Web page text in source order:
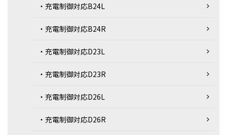
・充電制御対応B24L
・充電制御対応B24R
・充電制御対応D23L
・充電制御対応D23R
・充電制御対応D26L
・充電制御対応D26R